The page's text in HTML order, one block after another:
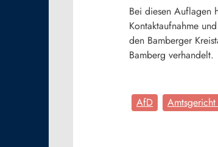
Bei diesen Auflagen
Kontaktaufnahme
den Bamberger
Bamberg verhandelt.
AfD